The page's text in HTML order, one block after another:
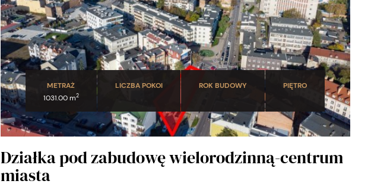
METRAŻ
1031.00 m2
LICZBA POKOI ROK BUDOWY PIĘTRO
Działka pod zabudowę wielorodzinną-centrum
miasta